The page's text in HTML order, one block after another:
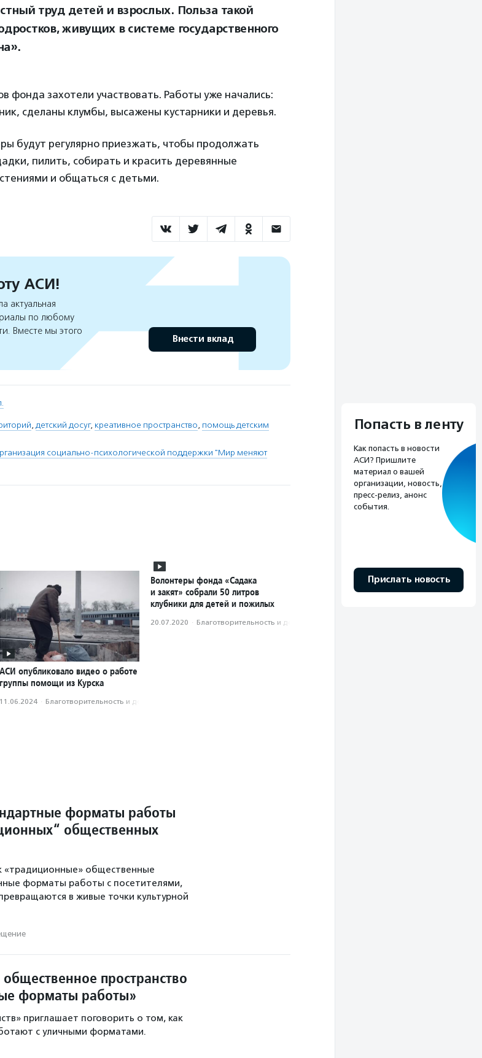
труд детей и взрослых. Польза такой
живущих в системе государственного
фонда захотели участвовать. Работы уже начались:
сделаны клумбы, высажены кустарники и деревья.
будут регулярно приезжать, чтобы продолжать
пилить, собирать и красить деревянные
и общаться с детьми.
АСИ!
актуальная
по любому
Вместе мы этого
Внести вклад
, детский досуг, креативное пространство, помощь детским
социально-психологической поддержки "Мир меняют
АСИ опубликовало видео о работе
группы помощи из Курска
11.06.2024 · Благотвори­тель­ность и доброволь­чест­во
Волонтеры фонда «Садака
и закят» собрали 50 литров
клубники для детей и пожилых
20.07.2020 · Благотвори­тель­ность и доброволь­чест­во
форматы работы
общественных
«традиционные» общественные
форматы работы с посетителями,
в живые точки культурной
пространство
форматы работы»
приглашает поговорить о том, как
с уличными форматами.
Попасть в ленту
Как попасть в новости
АСИ? Пришлите
материал о вашей
организации, новость,
пресс-релиз, анонс
события.
Прислать новость